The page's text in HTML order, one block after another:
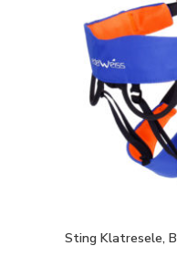
Sting Klatresele,